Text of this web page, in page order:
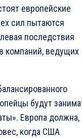
европейские
сил пытаются
последствия
компаний, ведущих
будут
Европа должна,
когда США